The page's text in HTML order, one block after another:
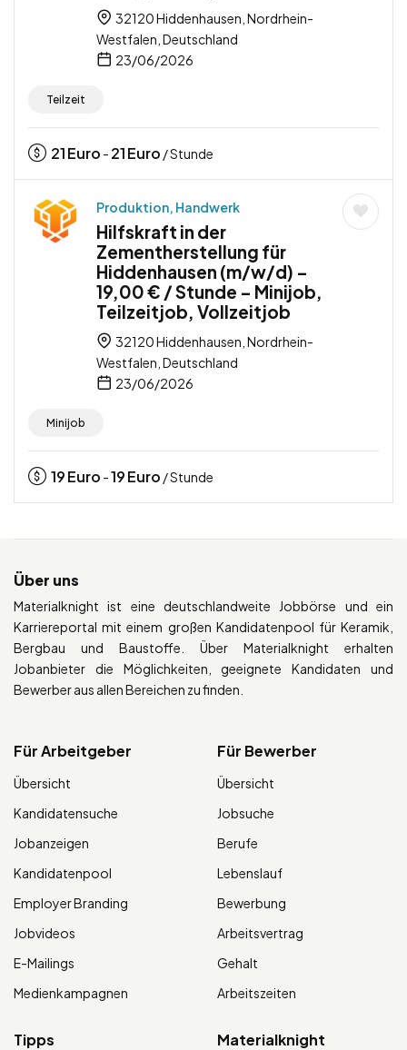
32120 Hiddenhausen, Nordrhein-
Westfalen, Deutschland
23/06/2026
Teilzeit
21Euro - 21Euro / Stunde
Produktion, Handwerk
Hilfskraft in der
Zementherstellung für
Hiddenhausen (m/w/d) –
19,00 € / Stunde – Minijob,
Teilzeitjob, Vollzeitjob
32120 Hiddenhausen, Nordrhein-
Westfalen, Deutschland
23/06/2026
Minijob
19Euro -19Euro / Stunde
Über uns
Materialknight ist eine deutschlandweite Jobbörse und ein
Karriereportal mit einem großen Kandidatenpool für Keramik,
Bergbau und Baustoffe. Über Materialknight erhalten
Jobanbieter die Möglichkeiten, geeignete Kandidaten und
Bewerber aus allen Bereichen zu finden.
Für Arbeitgeber
Übersicht
Kandidatensuche
Jobanzeigen
Kandidatenpool
Employer Branding
Jobvideos
E-Mailings
Medienkampagnen
Für Bewerber
Übersicht
Jobsuche
Berufe
Lebenslauf
Bewerbung
Arbeitsvertrag
Gehalt
Arbeitszeiten
Tipps Materialknight